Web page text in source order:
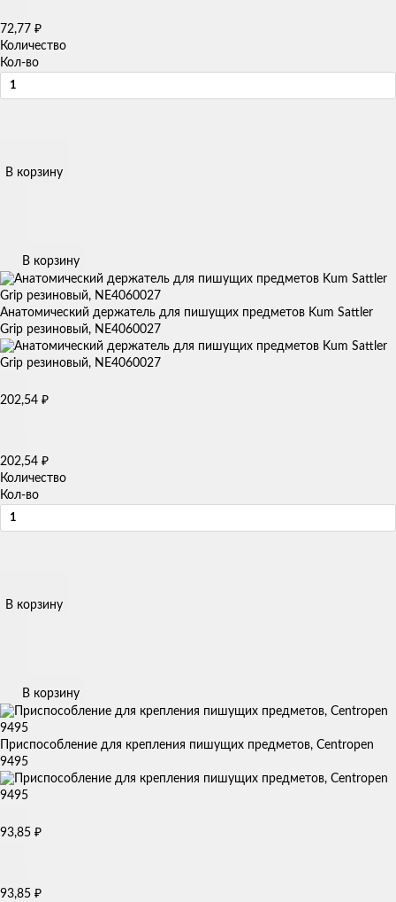
72,77 ₽
Количество
Кол-во
В корзину
В корзину
Анатомический держатель для пишущих предметов Kum Sattler
Grip резиновый, NE4060027
202,54 ₽
202,54 ₽
Количество
Кол-во
В корзину
В корзину
Приспособление для крепления пишущих предметов, Centropen
9495
93,85 ₽
93,85 ₽